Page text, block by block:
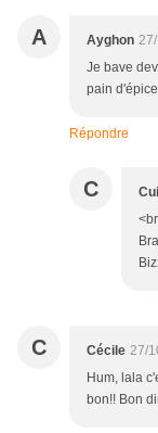
A Ayghon
Je bave
pain
Répondre
C
C Cécile 27/
Hum, lala
bon!! Bon